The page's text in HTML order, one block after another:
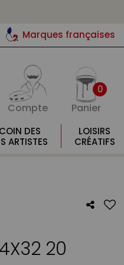
Marques françaises
Compte
0
Panier
DES
ARTISTES
LOISIRS
CRÉATIFS
20